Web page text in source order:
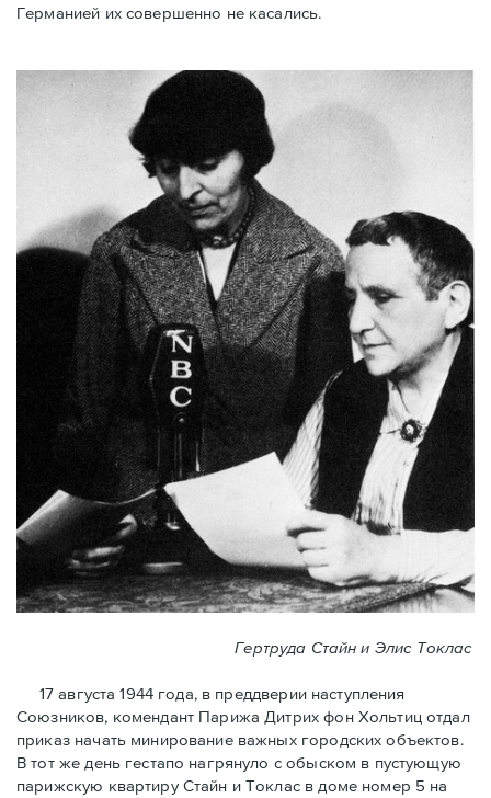
Германией их совершенно не касались.
Гертруда Стайн и Элис Токлас
17 августа 1944 года, в преддверии наступления
Союзников, комендант Парижа Дитрих фон Хольтиц отдал
приказ начать минирование важных городских объектов.
В тот же день гестапо нагрянуло с обыском в пустующую
парижскую квартиру Стайн и Токлaс в домe номер 5 на